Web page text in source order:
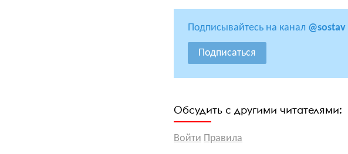
Подписывайтесь на канал @sostav
Подписаться
Обсудить с другими читателями:
Войти Правила